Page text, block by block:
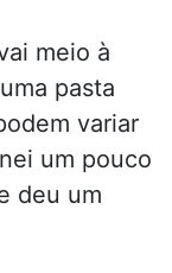
meio à
pasta
variar
um pouco
deu um